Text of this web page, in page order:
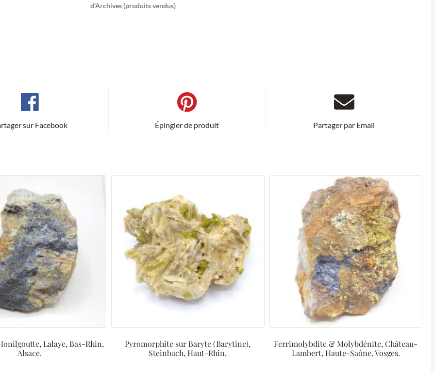
d'Archives (produits vendus)
sur Facebook Épingler de produit Partager par Email
Lalaye, Bas-Rhin,
Alsace.
Pyromorphite sur Baryte (Barytine),
Steinbach, Haut-Rhin.
Ferrimolybdite & Molybdénite, Château-
Lambert, Haute-Saône, Vosges.